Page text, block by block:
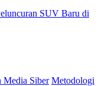
SUV Baru di
Media Siber Metodologi